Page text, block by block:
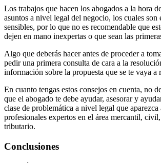
Los trabajos que hacen los abogados a la hora
asuntos a nivel legal del negocio, los cuales son
sensibles, por lo que no es recomendable que
dejen en mano inexpertas o que sean las
Algo que deberás hacer antes de proceder a
pedir una primera consulta de cara a la
información sobre la propuesta que se te vaya a
En cuanto tengas estos consejos en cuenta, no
que el abogado te debe ayudar, asesorar y
clase de problemática a nivel legal que aparezca
profesionales expertos en el área mercantil,
tributario.
Conclusiones